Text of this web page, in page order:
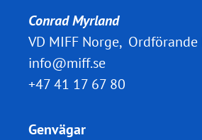
Conrad Myrland
VD MIFF Norge, Ordförande
info@miff.se
+47 41 17 67 80
Genvägar